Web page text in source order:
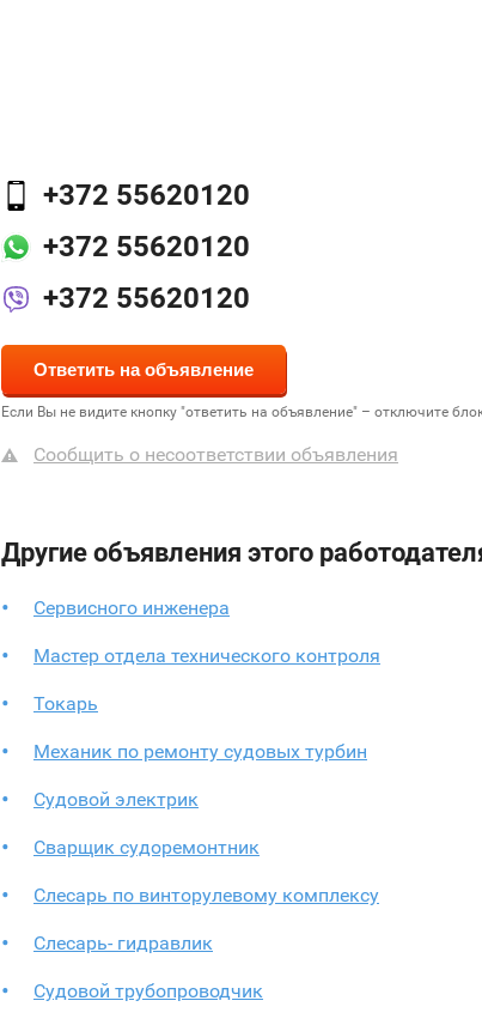
+372 55620120
+372 55620120
+372 55620120
Если Вы не видите кнопку "ответить на объявление" – отключите
Сообщить о несоответствии объявления
Другие объявления этого
Сервисного инженера
Мастер отдела технического контроля
Токарь
Механик по ремонту судовых турбин
Судовой электрик
Сварщик судоремонтник
Слесарь по винторулевому комплексу
Слесарь- гидравлик
Судовой трубопроводчик